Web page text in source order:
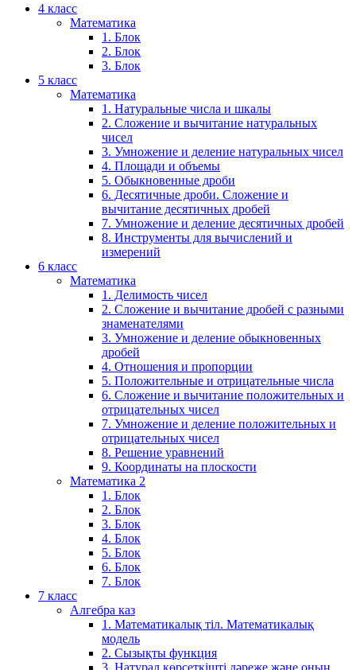
4 класс
Математика
1. Блок
2. Блок
3. Блок
5 класс
Математика
1. Натуральные числа и шкалы
2. Сложение и вычитание натуральных
чисел
3. Умножение и деление натуральных чисел
4. Площади и объемы
5. Обыкновенные дроби
6. Десятичные дроби. Сложение и
вычитание десятичных дробей
7. Умножение и деление десятичных дробей
8. Инструменты для вычислений и
измерений
6 класс
Математика
1. Делимость чисел
2. Сложение и вычитание дробей с разными
знаменателями
3. Умножение и деление обыкновенных
дробей
4. Отношения и пропорции
5. Положительные и отрицательные числа
6. Сложение и вычитание положительных и
отрицательных чисел
7. Умножение и деление положительных и
отрицательных чисел
8. Решение уравнений
9. Координаты на плоскости
Математика 2
1. Блок
2. Блок
3. Блок
4. Блок
5. Блок
6. Блок
7. Блок
7 класс
Алгебра каз
1. Математикалық тіл. Математикалық
модель
2. Сызықты функция
3. Натурал көрсеткішті дәреже және оның